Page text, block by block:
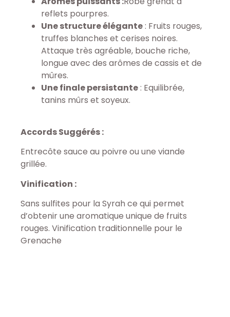
reflets pourpres.
Une structure élégante: Fruits rouges,
truffes blanches et cerises noires.
Attaque très agréable, bouche riche,
longue avec des arômes de cassis et de
mûres.
Une finale persistante: Equilibrée,
tanins mûrs et soyeux.
Accords Suggérés :
Entrecôte sauce au poivre ou une viande
grillée.
Vinification :
Sans sulfites pour la Syrah ce qui permet
d’obtenir une aromatique unique de fruits
rouges. Vinification traditionnelle pour le
Grenache